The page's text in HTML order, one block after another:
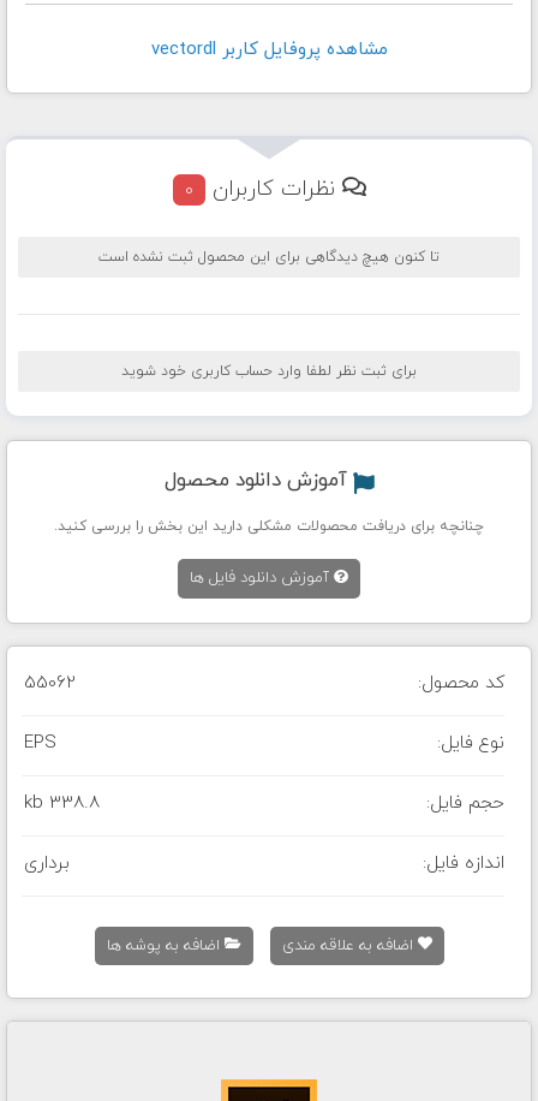
مشاهده پروفايل کاربر vectordl
نظرات کاربران 0
تا کنون هیچ دیدگاهی برای این محصول ثبت نشده است
برای ثبت نظر لطفا وارد حساب کاربری خود شوید
آموزش دانلود محصول
چنانچه برای دریافت محصولات مشکلی دارید این بخش را بررسی کنید.
آموزش دانلود فایل ها
کد محصول: 55062
نوع فایل: EPS
حجم فایل: 338.8 kb
اندازه فایل: برداری
اضافه به علاقه مندی اضافه به پوشه ها